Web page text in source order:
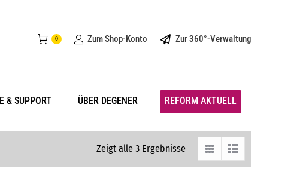
0 Zum Shop-Konto Zur 360°-Verwaltung
& SUPPORT ÜBER DEGENER REFORM AKTUELL
Zeigt alle 3 Ergebnisse